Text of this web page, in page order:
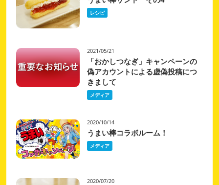
レシピ
2021/05/21
「おかしつなぎ」キャンペーンの
偽アカウントによる虚偽投稿につ
きまして
メディア
2020/10/14
うまい棒コラボルーム！
メディア
2020/07/20